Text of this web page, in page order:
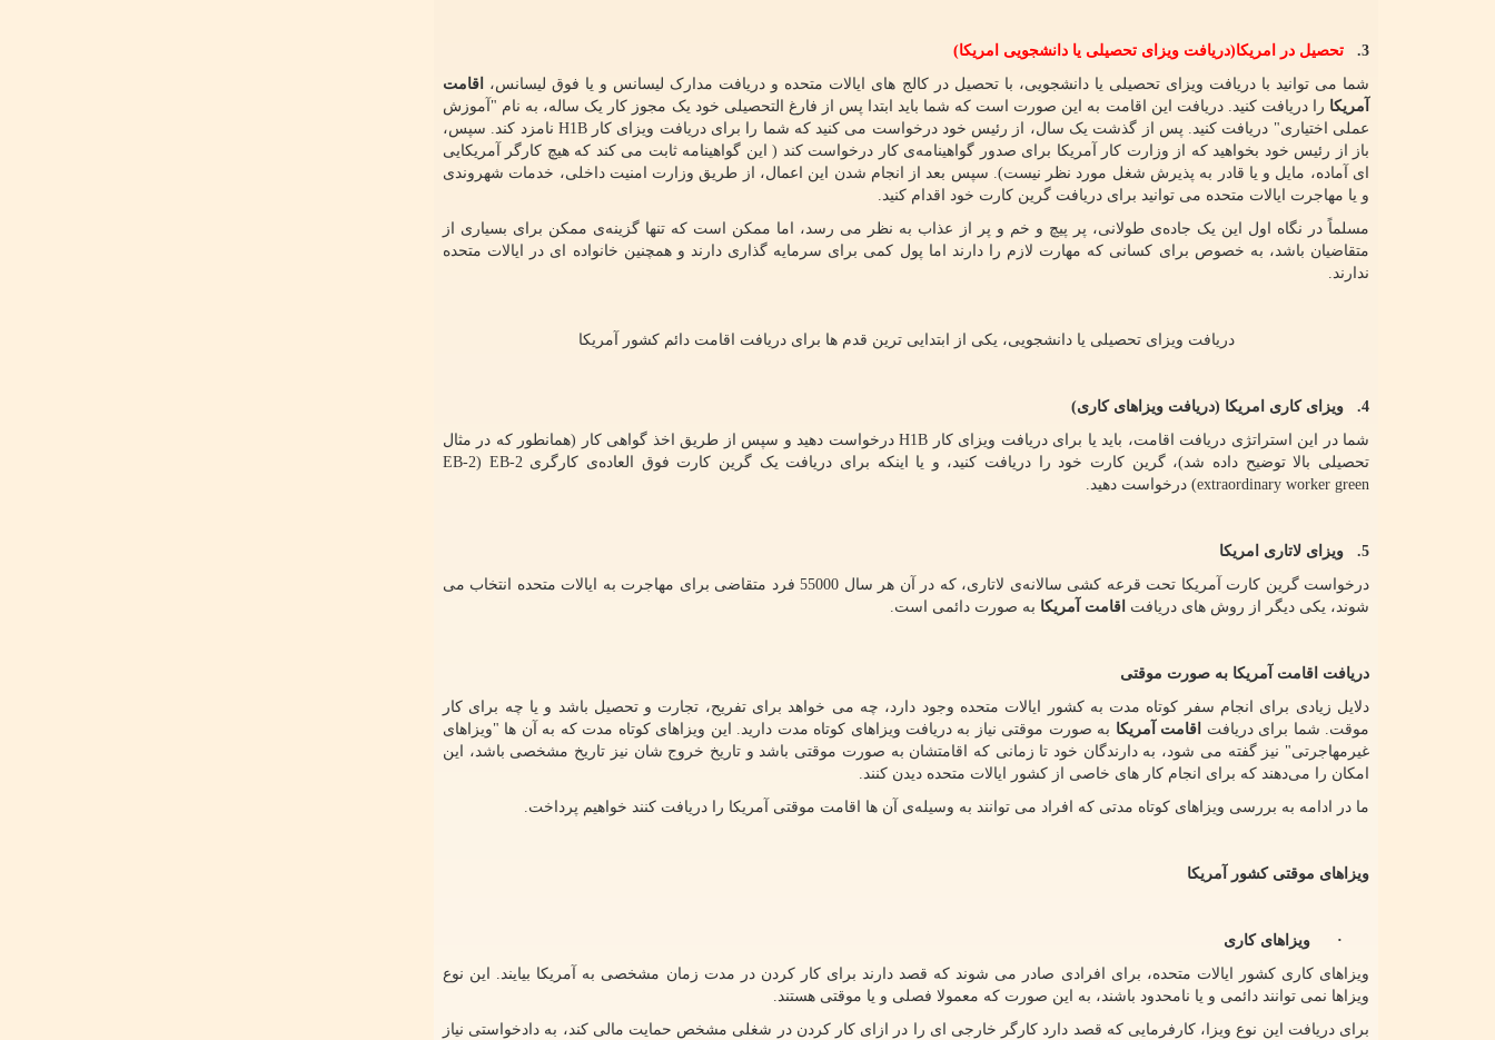
3.
تحصیل در امریکا(دریافت ویزای تحصیلی یا دانشجویی امریکا)
شما می توانید با دریافت ویزای تحصیلی یا دانشجویی، با تحصیل در کالج های ایالات متحده و دریافت مدارک لیسانس و یا فوق لیسانس، اقامت
آمریکا را دریافت کنید. دریافت این اقامت به این صورت است که شما باید ابتدا پس از فارغ التحصیلی خود یک مجوز کار یک ساله، به نام "آموزش
عملی اختیاری" دریافت کنید. پس از گذشت یک سال، از رئیس خود درخواست می کنید که شما را برای دریافت ویزای کارH1B نامزد کند. سپس،
باز از رئیس خود بخواهید که از وزارت کار آمریکا برای صدور گواهینامه‌ی کار درخواست کند ( این گواهینامه ثابت می کند که هیچ کارگر آمریکایی
ای آماده، مایل و یا قادر به پذیرش شغل مورد نظر نیست). سپس بعد از انجام شدن این اعمال، از طریق وزارت امنیت داخلی، خدمات شهروندی
و یا مهاجرت ایالات متحده می توانید برای دریافت گرین کارت خود اقدام کنید.
مسلماً در نگاه اول این یک جاده‌ی طولانی، پر پیچ و خم و پر از عذاب به نظر می رسد، اما ممکن است که تنها گزینه‌ی ممکن برای بسیاری از
متقاضیان باشد، به خصوص برای کسانی که مهارت لازم را دارند اما پول کمی برای سرمایه گذاری دارند و همچنین خانواده ای در ایالات متحده
ندارند.
دریافت ویزای تحصیلی یا دانشجویی، یکی از ابتدایی ترین قدم ها برای دریافت اقامت دائم کشور آمریکا
4.
ویزای کاری امریکا (دریافت ویزاهای کاری)
شما در این استراتژی دریافت اقامت، باید یا برای دریافت ویزای کار H1Bدرخواست دهید و سپس از طریق اخذ گواهی کار (همانطور که در مثال
تحصیلی بالا توضیح داده شد)، گرین کارت خود را دریافت کنید، و یا اینکه برای دریافت یک گرین کارت فوق العاده‌ی کارگریEB-2
(
EB-2
extraordinary worker green) درخواست دهید.
5.
ویزای لاتاری امریکا
درخواست گرین کارت آمریکا تحت قرعه کشی سالانه‌ی لاتاری، که در آن هر سال 55000 فرد متقاضی برای مهاجرت به ایالات متحده انتخاب می
شوند، یکی دیگر از روش های دریافت اقامت آمریکا به صورت دائمی است.
دریافت اقامت آمریکا به صورت موقتی
دلایل زیادی برای انجام سفر کوتاه مدت به کشور ایالات متحده وجود دارد، چه می خواهد برای تفریح، تجارت و تحصیل باشد و یا چه برای کار
موقت. شما برای دریافت
اقامت آمریکا به صورت موقتی نیاز به دریافت ویزاهای کوتاه مدت دارید. این ویزاهای کوتاه مدت که به آن ها "ویزاهای
غیرمهاجرتی" نیز گفته می شود، به دارندگان خود تا زمانی که اقامتشان به صورت موقتی باشد و تاریخ خروج شان نیز تاریخ مشخصی باشد، این
امکان را می‌دهند که برای انجام کار های خاصی از کشور ایالات متحده دیدن کنند.
ما در ادامه به بررسی ویزاهای کوتاه مدتی که افراد می توانند به وسیله‌ی آن ها اقامت موقتی آمریکا را دریافت کنند خواهیم پرداخت.
ویزاهای موقتی کشور آمریکا
· ویزاهای کاری
ویزاهای کاری کشور ایالات متحده، برای افرادی صادر می شوند که قصد دارند برای کار کردن در مدت زمان مشخصی به آمریکا بیایند. این نوع
ویزاها نمی توانند دائمی و یا نامحدود باشند، به این صورت که معمولا فصلی و یا موقتی هستند.
برای دریافت این نوع ویزا، کارفرمایی که قصد دارد کارگر خارجی ای را در ازای کار کردن در شغلی مشخص حمایت مالی کند، به دادخواستی نیاز